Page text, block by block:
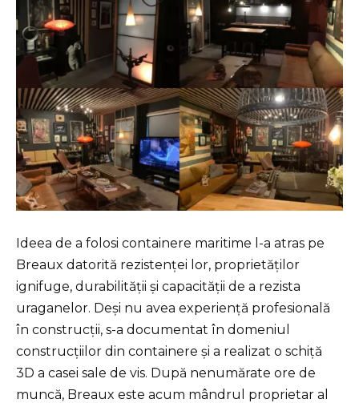
Ideea de a folosi containere maritime l-a atras pe
Breaux datorită rezistenței lor, proprietăților
ignifuge, durabilității și capacității de a rezista
uraganelor. Deși nu avea experiență profesională
în construcții, s-a documentat în domeniul
construcțiilor din containere și a realizat o schiță
3D a casei sale de vis. După nenumărate ore de
muncă, Breaux este acum mândrul proprietar al